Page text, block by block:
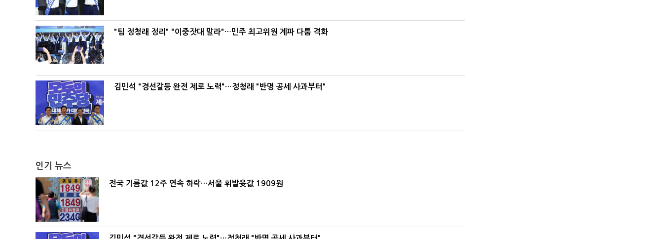
"팀 정청래 정리" "이중잣대 말라"…민주 최고위원 계파 다툼 격화
김민석 "경선갈등 완전 제로 노력"…정청래 "반명 공세 사과부터"
인기 뉴스
전국 기름값 12주 연속 하락…서울 휘발윳값 1909원